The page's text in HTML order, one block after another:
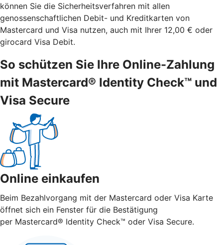
können Sie die Sicherheitsverfahren mit allen
genossenschaftlichen Debit- und Kreditkarten von
Mastercard und Visa nutzen, auch mit Ihrer 12,00 € oder
girocard Visa Debit.
So schützen Sie Ihre Online-Zahlung
mit Mastercard® Identity Check™ und
Visa Secure
Online einkaufen
Beim Bezahlvorgang mit der Mastercard oder Visa Karte
öffnet sich ein Fenster für die Bestätigung
per Mastercard® Identity Check™ oder Visa Secure.